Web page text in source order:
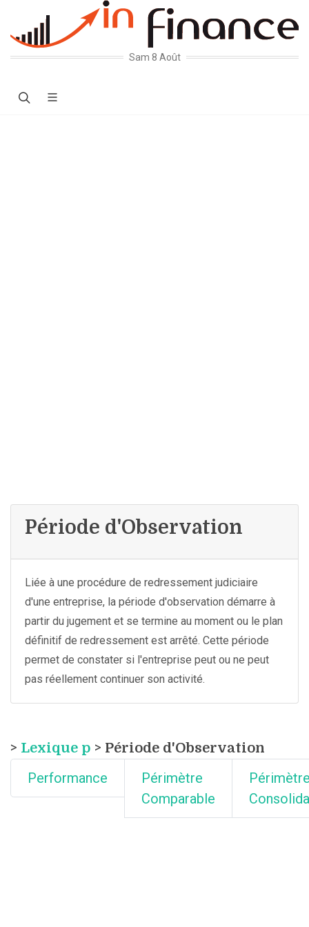
Sam 8 Août
Période d'Observation
Liée à une procédure de redressement judiciaire
d'une entreprise, la période d'observation démarre à
partir du jugement et se termine au moment ou le plan
définitif de redressement est arrêté. Cette période
permet de constater si l'entreprise peut ou ne peut
pas réellement continuer son activité.
> Lexique p > Période d'Observation
Performance
Périmètre
Comparable